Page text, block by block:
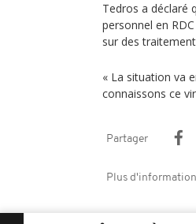
Tedros a déclaré
personnel en
sur des
« La situation va
connaissons ce
Partager
Plus